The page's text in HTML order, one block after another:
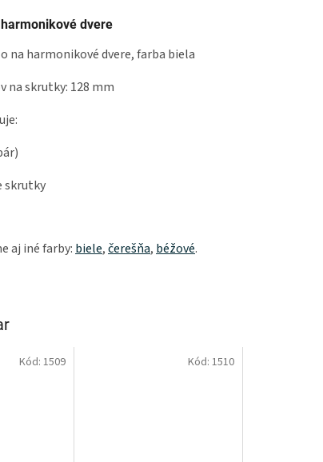
Kód: 1509 Kód: 1510
dvere
na harmonikové dvere, farba biela
na skrutky: 128 mm
skrutky
aj iné farby: biele,čerešňa, béžové.